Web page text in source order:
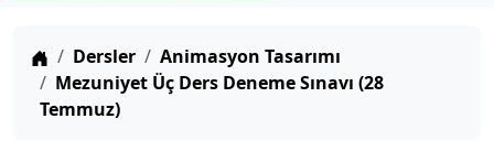
Anasayfa
Dersler
Animasyon Tasarımı
Mezuniyet Üç Ders Deneme Sınavı (28
Temmuz)